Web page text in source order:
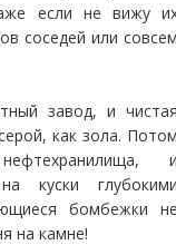
если не вижу
соседей или
завод, и
как зола.
куски
бомбежки
на камне!